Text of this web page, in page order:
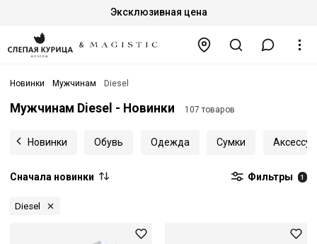
Эксклюзивная цена
Новинки Мужчинам Diesel
Мужчинам Diesel - Новинки 107 товаров
Новинки Обувь Одежда Сумки
Сначала новинки Фильтры 1
Diesel